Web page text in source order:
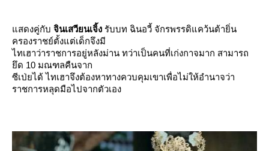
สดงคู่กับ จินเสวียนเจิ้ง รับบท ฉินอวี้ จักรพรรดิแคว้นต้ายิ่น
ครองราชย์ตั้งแต่เด็กจึงมี
ไทเฮาว่าราชการอยู่หลังม่าน ทว่าเป็นคนที่เก่งกาจมาก สามารถ
ึด 10 มณฑลคืนจาก
ซีเป่ยได้ ไทเฮาจึงต้องหาทางควบคุมเขาเพื่อไม่ให้อำนาจว่า
ราชการหลุดมือไปจากตัวเอง